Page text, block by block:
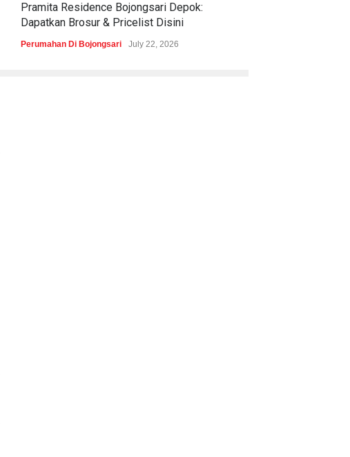
Pramita Residence Bojongsari Depok:
Dapatkan Brosur & Pricelist Disini
Perumahan Di Bojongsari July 22, 2026